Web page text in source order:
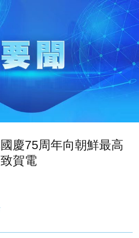
慶75周年向朝鮮最高
賀電